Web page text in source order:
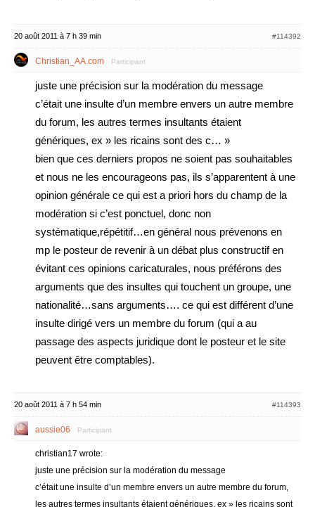
20 août 2011 à 7 h 39 min #114392
Christian_AA.com Participant
juste une précision sur la modération du message
c’était une insulte d’un membre envers un autre membre
du forum, les autres termes insultants étaient
génériques, ex » les ricains sont des c… »
bien que ces derniers propos ne soient pas souhaitables
et nous ne les encourageons pas, ils s’apparentent à une
opinion générale ce qui est a priori hors du champ de la
modération si c’est ponctuel, donc non
systématique,répétitif…en général nous prévenons en
mp le posteur de revenir à un débat plus constructif en
évitant ces opinions caricaturales, nous préférons des
arguments que des insultes qui touchent un groupe, une
nationalité…sans arguments…. ce qui est différent d’une
insulte dirigé vers un membre du forum (qui a au
passage des aspects juridique dont le posteur et le site
peuvent être comptables).
20 août 2011 à 7 h 54 min #114393
aussie06 Participant
christian17 wrote:
juste une précision sur la modération du message
c’était une insulte d’un membre envers un autre membre du forum,
les autres termes insultants étaient génériques, ex » les ricains sont